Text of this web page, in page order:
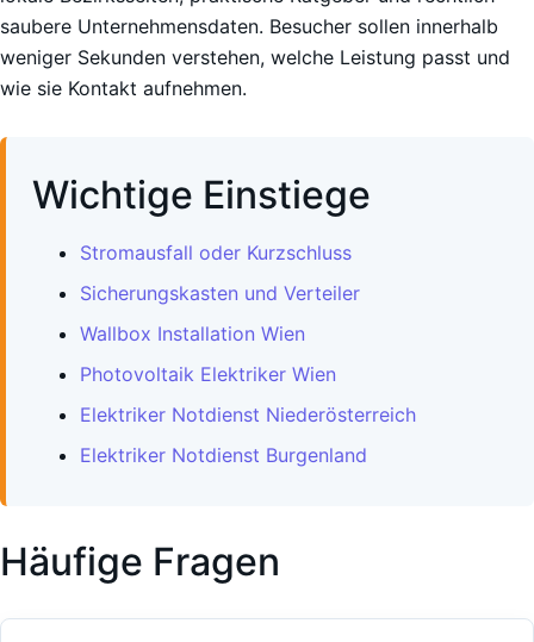
saubere Unternehmensdaten. Besucher sollen innerhalb
weniger Sekunden verstehen, welche Leistung passt und
wie sie Kontakt aufnehmen.
Wichtige Einstiege
Stromausfall oder Kurzschluss
Sicherungskasten und Verteiler
Wallbox Installation Wien
Photovoltaik Elektriker Wien
Elektriker Notdienst Niederösterreich
Elektriker Notdienst Burgenland
Häufige Fragen